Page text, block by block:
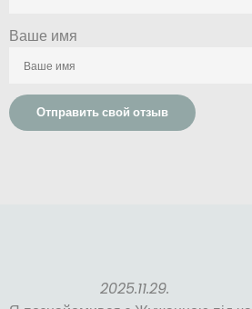
Ваше имя
Отправить свой отзыв
2025.11.29.